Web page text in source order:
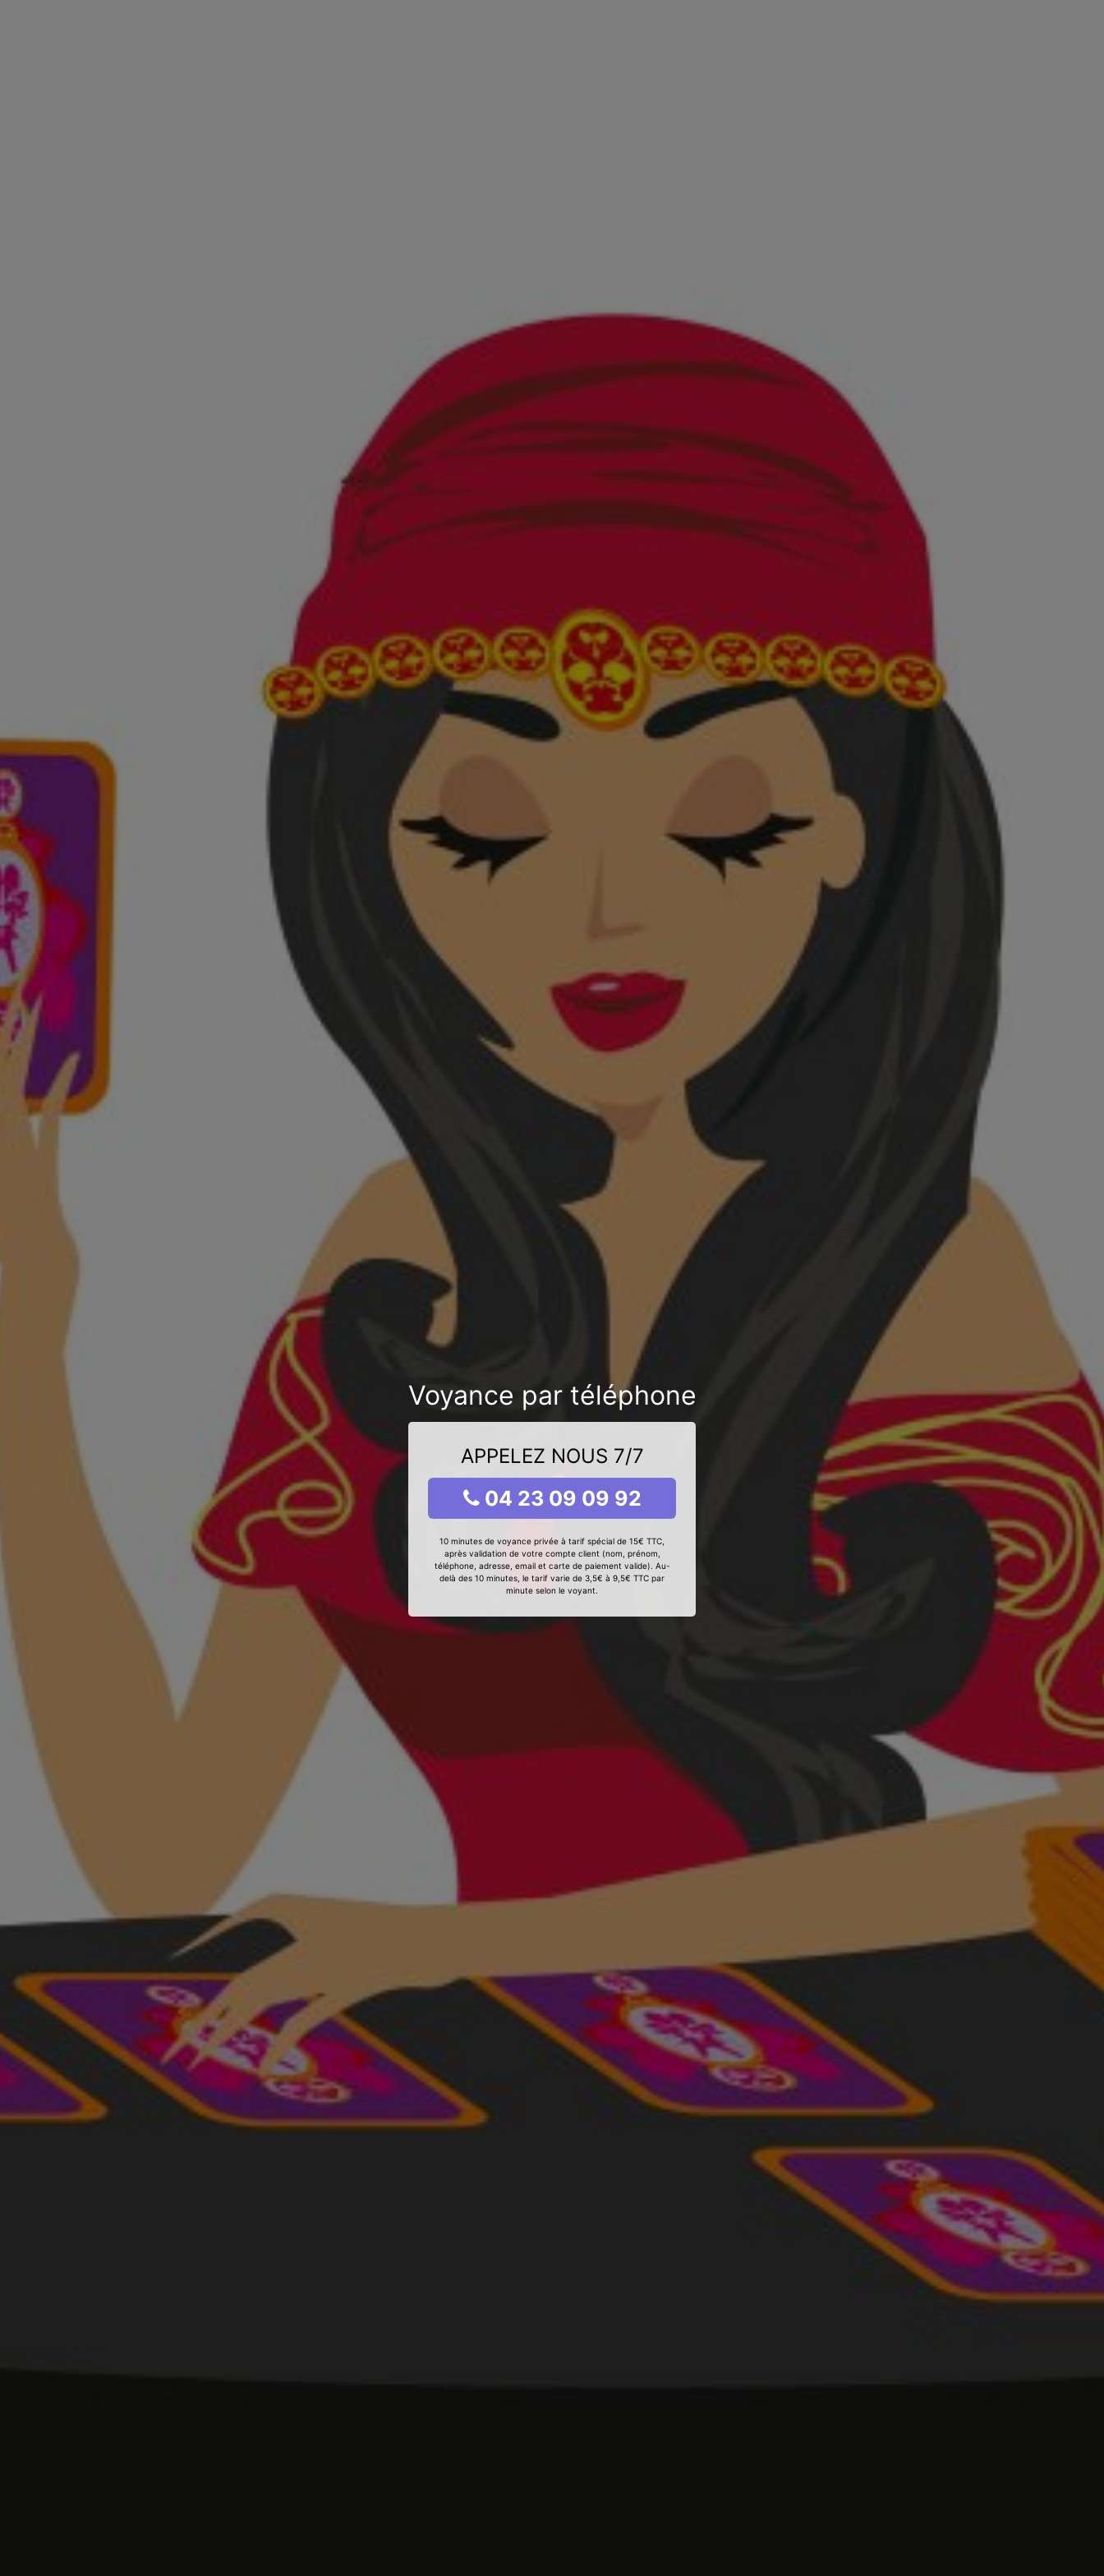
Voyance par téléphone
APPELEZ NOUS 7/7
04 23 09 09 92
10 minutes de voyance privée à tarif spécial de 15€ TTC,
après validation de votre compte client (nom, prénom,
téléphone, adresse, email et carte de paiement valide). Au-
delà des 10 minutes, le tarif varie de 3,5€ à 9,5€ TTC par
minute selon le voyant.